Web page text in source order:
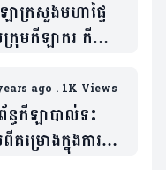
វីដេអូ)
ាក្រសួងមហាផ្ទៃ
រុមកីឡាករ កីឡា
រាលជ្រៅ ក្នុង
ឡាស៊ីហ្គេម
ago . 1K Views
ធកីឡាបាល់ទះ
ពីគម្រោងក្នុងការ